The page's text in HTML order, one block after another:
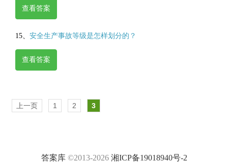
查看答案
15、 安全生产事故等级是怎样划分的？
查看答案
上一页 1 2 3
答案库©2013-2026 湘ICP备19018940号-2